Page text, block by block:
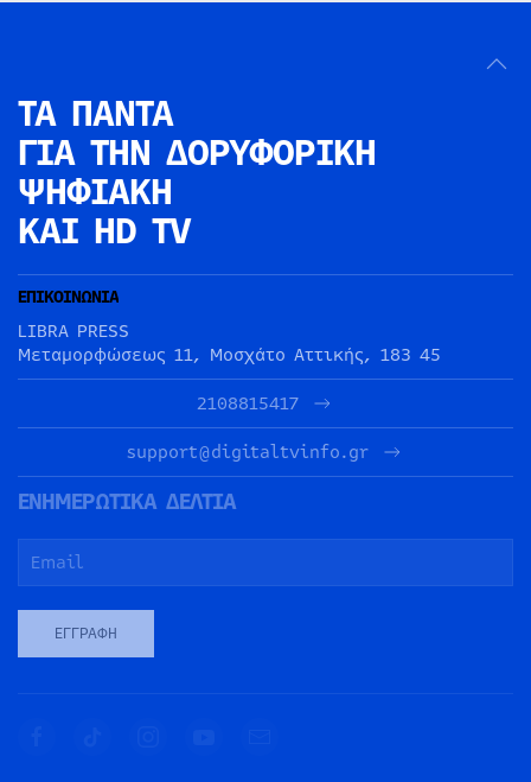
ΤΑ ΠΑΝΤΑ
ΓΙΑ ΤΗΝ ΔΟΡΥΦΟΡΙΚΗ
ΨΗΦΙΑΚΗ
ΚΑΙ HD TV
ΕΠΙΚΟΙΝΩΝΙΑ
LIBRA PRESS
Μεταμορφώσεως 11, Μοσχάτο Αττικής, 183 45
2108815417
support@digitaltvinfo.gr
ΕΝΗΜΕΡΩΤΙΚΑ ΔΕΛΤΙΑ
ΕΓΓΡΑΦΉ